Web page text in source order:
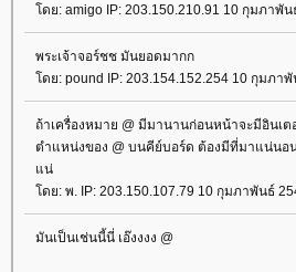
ดย: amigo IP: 203.150.210.91 10 กุมภาพัน
พระเจ้าจอร์ชช มันยอดมากก
ดย: pound IP: 203.154.152.254 10 กุมภาพั
ถ้าเครื่องหมาย @ มีมานานก่อนหน้าจะมีอินเ
ตำแหน่งของ @ บนคีย์บอร์ด ต้องมีที่มาแน่นอน
น่
ดย: พ. IP: 203.150.107.79 10 กุมภาพันธ์
มันเป็นเช่นนี้นี่ เอ๊งงงง @